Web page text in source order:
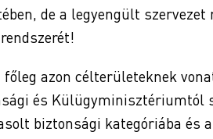
de a legyengült
azon célterületeknek
és Külügyminisztériumtól
biztonsági kategóriába és